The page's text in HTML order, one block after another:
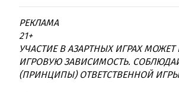
РЕКЛАМА
21+
УЧАСТИЕ В АЗАРТНЫХ ИГРАХ МОЖЕТ
ИГРОВУЮ ЗАВИСИМОСТЬ.
(ПРИНЦИПЫ) ОТВЕТСТВЕННОЙ